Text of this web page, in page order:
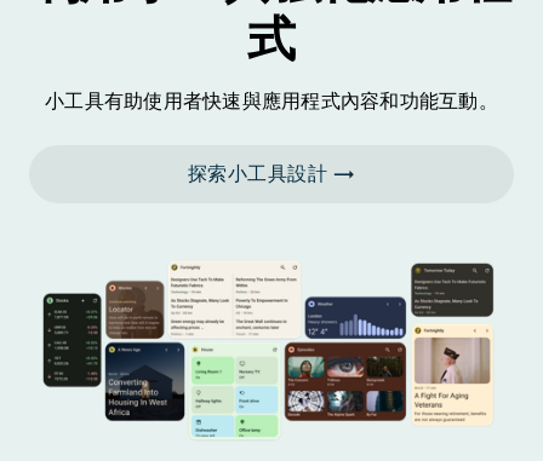
式
小工具有助使用者快速與應用程式內容和功能互動。
探索小工具設計 →